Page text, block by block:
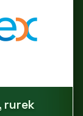
rurek